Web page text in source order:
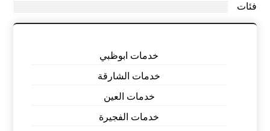
فئات
خدمات ابوظبي
خدمات الشارقة
خدمات العين
خدمات الفجيرة